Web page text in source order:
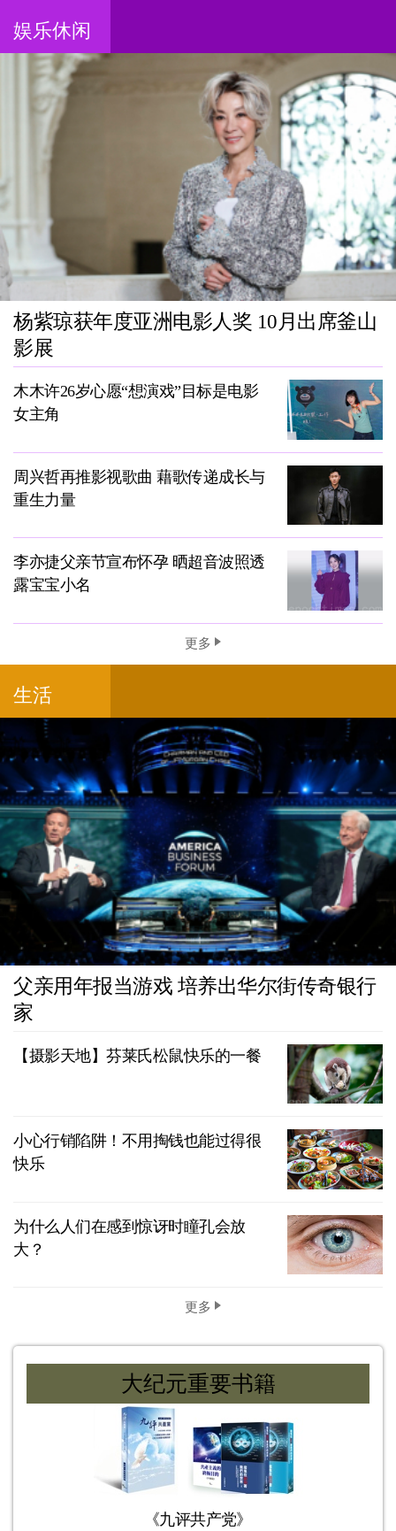
娱乐休闲
杨紫琼获年度亚洲电影人奖 10月出席釜山
影展
木木许26岁心愿“想演戏”目标是电影
女主角
周兴哲再推影视歌曲 藉歌传递成长与
重生力量
李亦捷父亲节宣布怀孕 晒超音波照透
露宝宝小名
更多
生活
父亲用年报当游戏 培养出华尔街传奇银行
家
【摄影天地】芬莱氏松鼠快乐的一餐
小心行销陷阱！不用掏钱也能过得很
快乐
为什么人们在感到惊讶时瞳孔会放
大？
更多
大纪元重要书籍
《九评共产党》